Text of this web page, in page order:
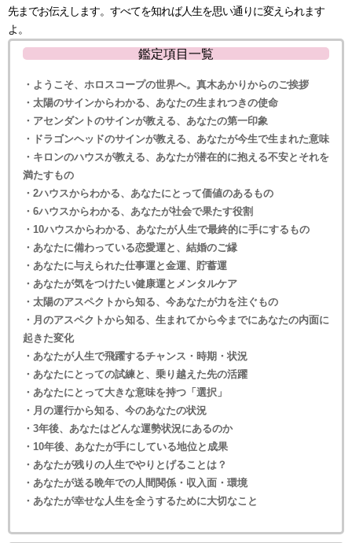
先までお伝えします。すべてを知れば人生を思い通りに変えられます
よ。
鑑定項目一覧
・ようこそ、ホロスコープの世界へ。真木あかりからのご挨拶
・太陽のサインからわかる、あなたの生まれつきの使命
・アセンダントのサインが教える、あなたの第一印象
・ドラゴンヘッドのサインが教える、あなたが今生で生まれた意味
・キロンのハウスが教える、あなたが潜在的に抱える不安とそれを
満たすもの
・2ハウスからわかる、あなたにとって価値のあるもの
・6ハウスからわかる、あなたが社会で果たす役割
・10ハウスからわかる、あなたが人生で最終的に手にするもの
・あなたに備わっている恋愛運と、結婚のご縁
・あなたに与えられた仕事運と金運、貯蓄運
・あなたが気をつけたい健康運とメンタルケア
・太陽のアスペクトから知る、今あなたが力を注ぐもの
・月のアスペクトから知る、生まれてから今までにあなたの内面に
起きた変化
・あなたが人生で飛躍するチャンス・時期・状況
・あなたにとっての試練と、乗り越えた先の活躍
・あなたにとって大きな意味を持つ「選択」
・月の運行から知る、今のあなたの状況
・3年後、あなたはどんな運勢状況にあるのか
・10年後、あなたが手にしている地位と成果
・あなたが残りの人生でやりとげることは？
・あなたが送る晩年での人間関係・収入面・環境
・あなたが幸せな人生を全うするために大切なこと